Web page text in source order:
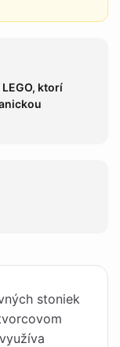
ktorí
stoniek